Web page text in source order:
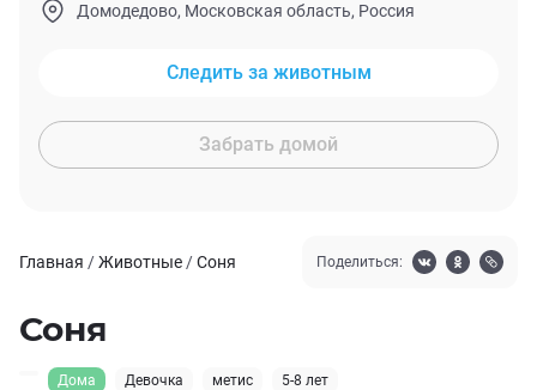
Домодедово, Московская область, Россия
Следить за животным
Забрать домой
Главная /Животные /Соня Поделиться:
Соня
Дома Девочка метис 5-8 лет